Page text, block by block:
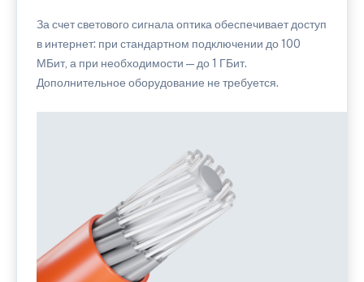
За счет светового сигнала оптика обеспечивает доступ
в интернет: при стандартном подключении до 100
МБит, а при необходимости — до 1 ГБит.
Дополнительное оборудование не требуется.